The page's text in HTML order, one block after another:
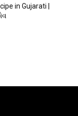
in Gujarati |